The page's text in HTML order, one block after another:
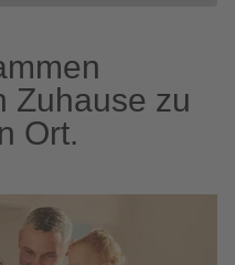
Zuhause zu
Ort.